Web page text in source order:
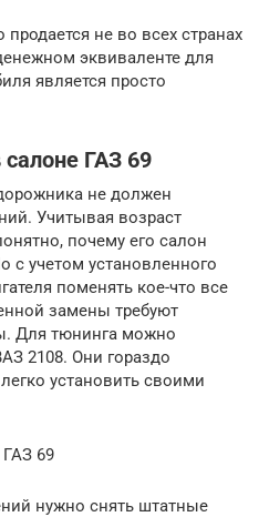
не во всех странах
эквиваленте для
является просто
ГАЗ 69
не должен
Учитывая возраст
почему его салон
с учетом установленного
поменять кое-что все
замены требуют
Для тюнинга можно
2108. Они гораздо
установить своими
69
нужно снять штатные